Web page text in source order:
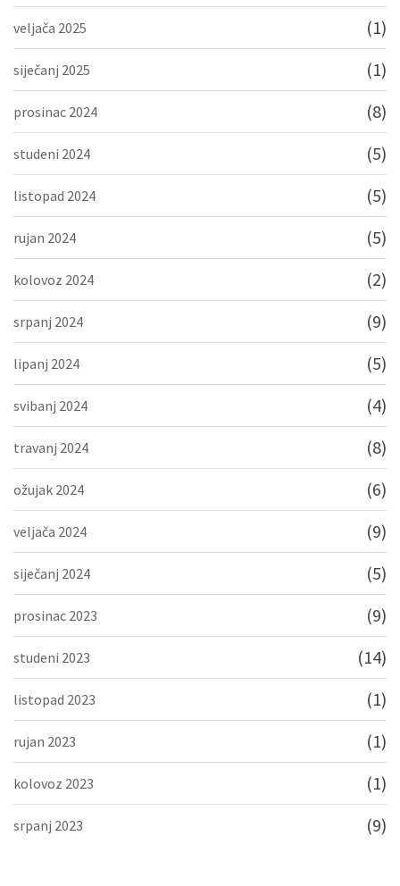
veljača 2025 (1)
siječanj 2025 (1)
prosinac 2024 (8)
studeni 2024 (5)
listopad 2024 (5)
rujan 2024 (5)
kolovoz 2024 (2)
srpanj 2024 (9)
lipanj 2024 (5)
svibanj 2024 (4)
travanj 2024 (8)
ožujak 2024 (6)
veljača 2024 (9)
siječanj 2024 (5)
prosinac 2023 (9)
studeni 2023 (14)
listopad 2023 (1)
rujan 2023 (1)
kolovoz 2023 (1)
srpanj 2023 (9)